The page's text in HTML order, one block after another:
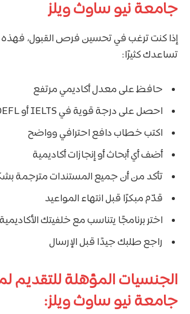
جامعة نيو ساوث ويلز
إذا كنت ترغب في تحسين فرص القبول، فهذه
تساعدك كثيرًا:
حافظ على معدل أكاديمي مرتفع
احصل على درجة قوية في IELTS أو TOEFL
اكتب خطاب دافع احترافي وواضح
أضف أي أبحاث أو إنجازات أكاديمية
تأكد من أن جميع المستندات مترجمة
قدّم مبكرًا قبل انتهاء المواعيد
اختر برنامجًا يتناسب مع خلفيتك الأكاديمية
راجع طلبك جيدًا قبل الإرسال
الجنسيات المؤهلة للتقديم
جامعة نيو ساوث ويلز: